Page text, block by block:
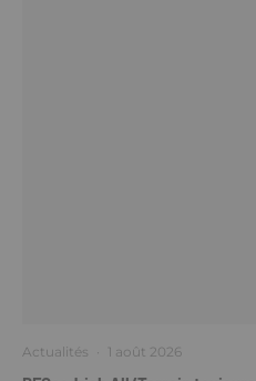
Actualités · 1 août 2026